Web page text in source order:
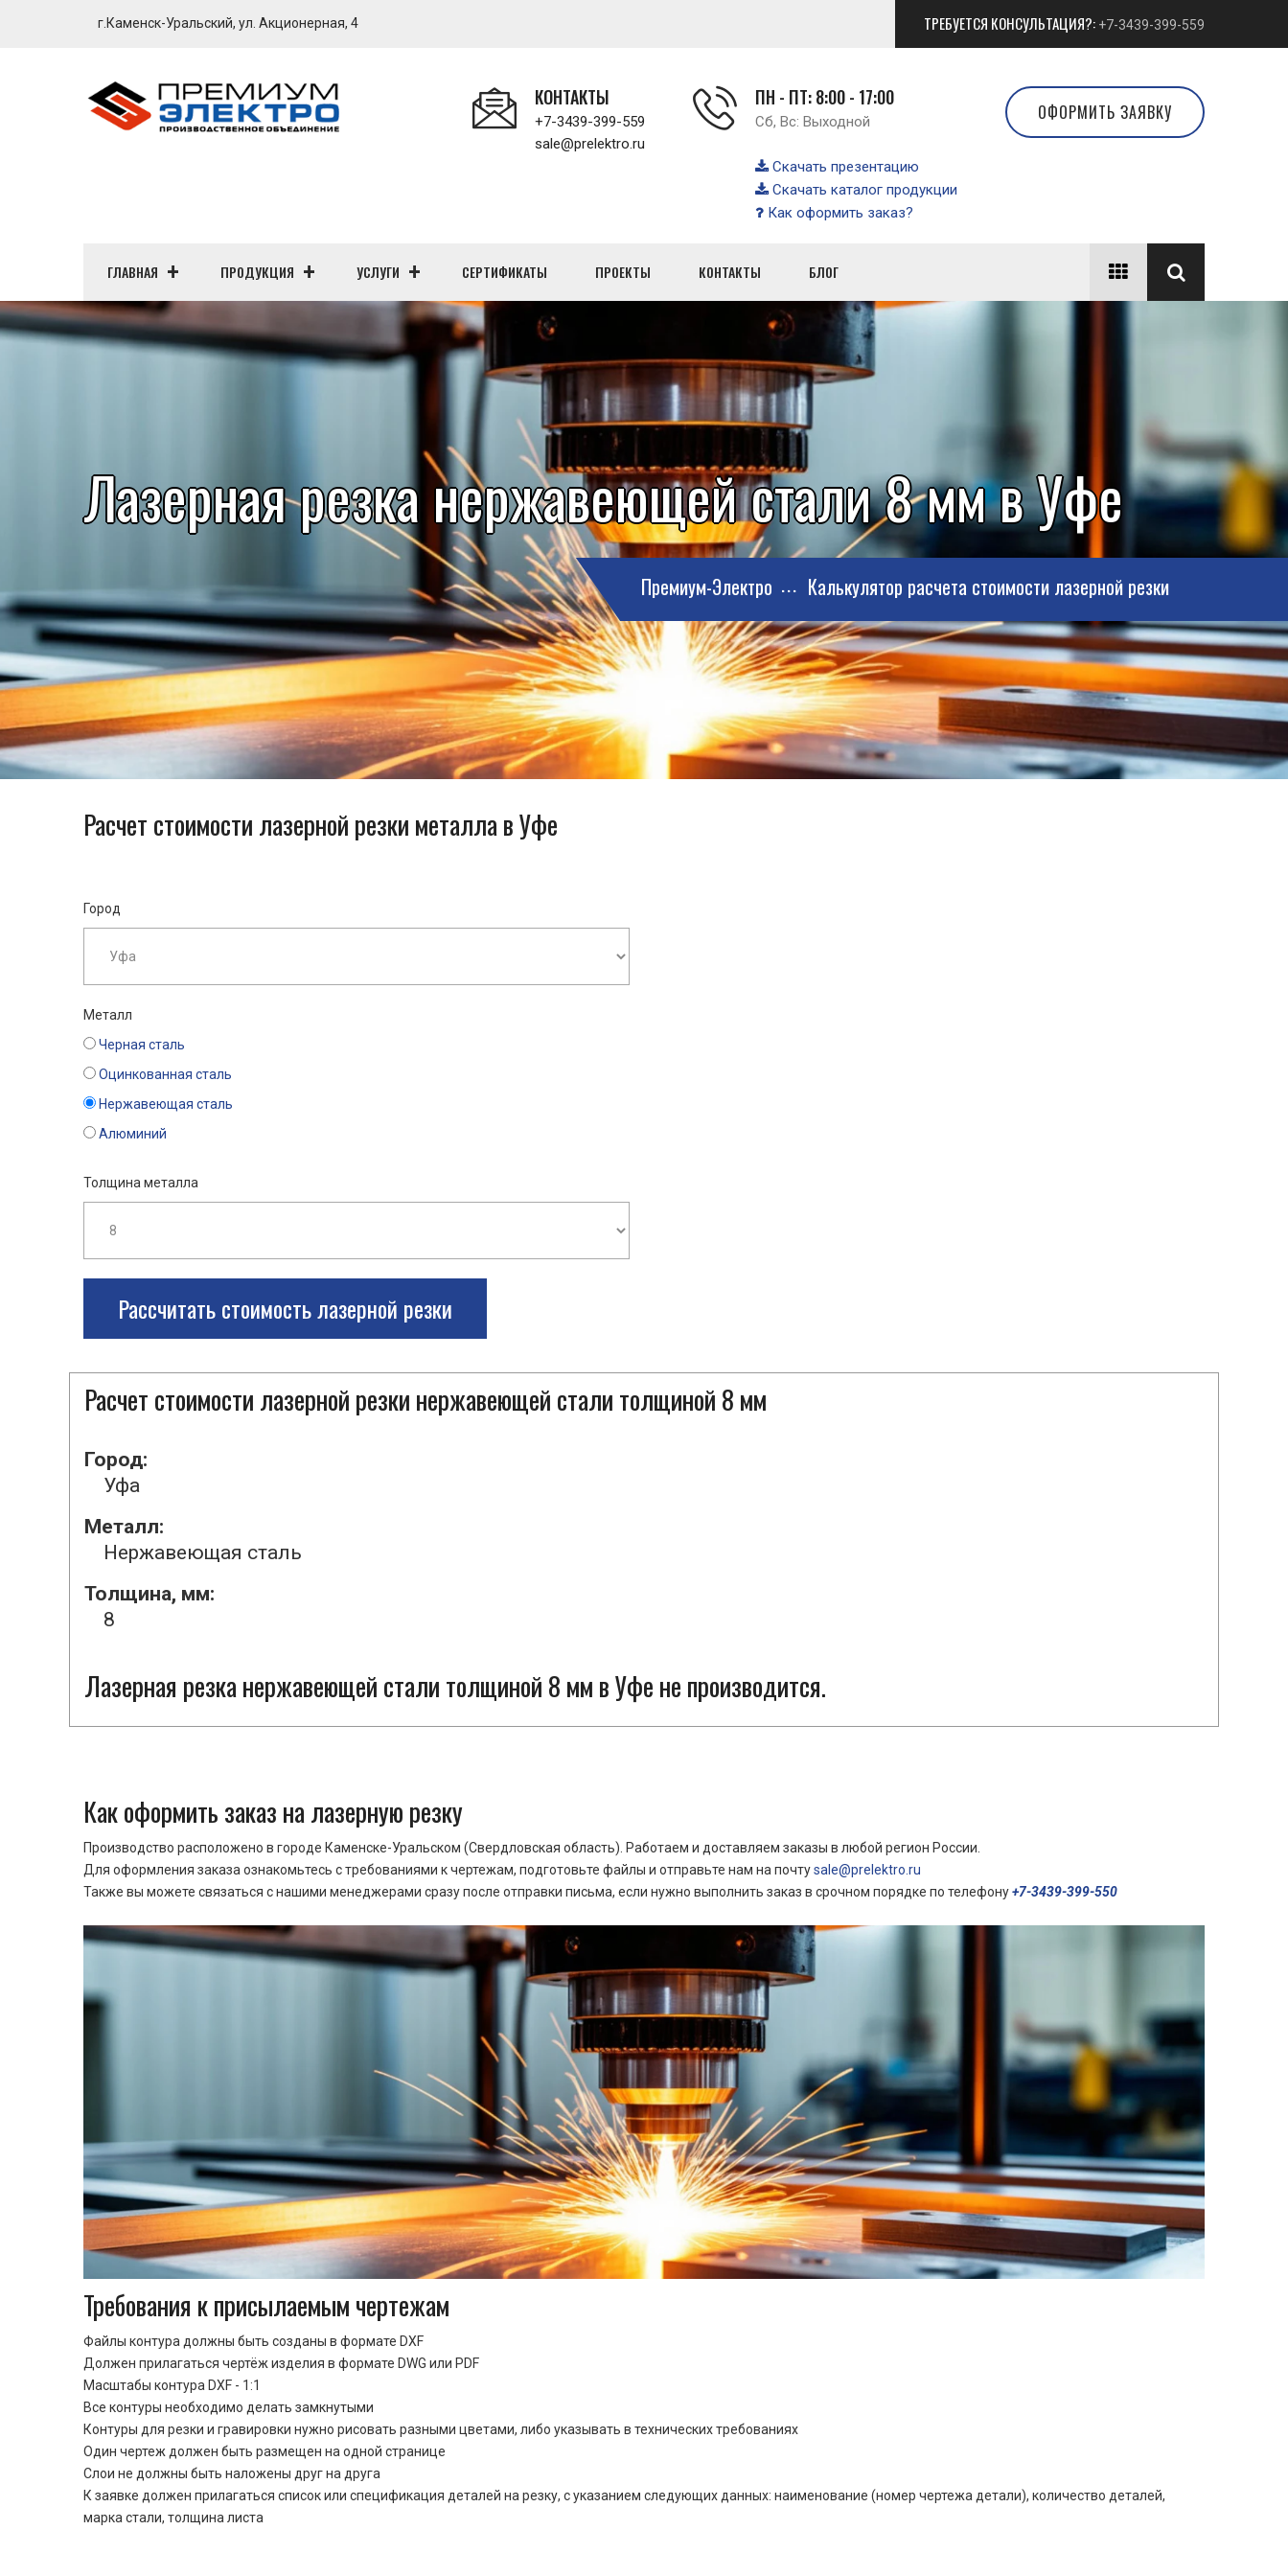
г.Каменск-Уральский, ул. Акционерная, 4 ТРЕБУЕТСЯ КОНСУЛЬТАЦИЯ?: +7-3439-399-559
КОНТАКТЫ
+7-3439-399-559
sale@prelektro.ru
ПН - ПТ: 8:00 - 17:00
Сб, Вс: Выходной
Скачать презентацию
Скачать каталог продукции
Как оформить заказ?
ОФОРМИТЬ ЗАЯВКУ
ГЛАВНАЯ ПРОДУКЦИЯ УСЛУГИ СЕРТИФИКАТЫ ПРОЕКТЫ КОНТАКТЫ БЛОГ
Лазерная резка нержавеющей стали 8 мм в Уфе
Премиум-Электро Калькулятор расчета стоимости лазерной резки
Расчет стоимости лазерной резки металла в Уфе
Город
Металл
Черная сталь
Оцинкованная сталь
Нержавеющая сталь
Алюминий
Толщина металла
Рассчитать стоимость лазерной резки
Расчет стоимости лазерной резки нержавеющей стали толщиной 8 мм
Город:
Уфа
Металл:
Нержавеющая сталь
Толщина, мм:
8
Лазерная резка нержавеющей стали толщиной 8 мм в Уфе не производится.
Как оформить заказ на лазерную резку
Производство расположено в городе Каменске-Уральском (Свердловская область). Работаем и доставляем заказы в любой регион России.
Для оформления заказа ознакомьтесь с требованиями к чертежам, подготовьте файлы и отправьте нам на почтуsale@prelektro.ru
Также вы можете связаться с нашими менеджерами сразу после отправки письма, если нужно выполнить заказ в срочном порядке по телефону+7-3439-399-550
Требования к присылаемым чертежам
Файлы контура должны быть созданы в формате DXF
Должен прилагаться чертёж изделия в формате DWG или PDF
Масштабы контура DXF - 1:1
Все контуры необходимо делать замкнутыми
Контуры для резки и гравировки нужно рисовать разными цветами, либо указывать в технических требованиях
Один чертеж должен быть размещен на одной странице
Cлои не должны быть наложены друг на друга
К заявке должен прилагаться список или спецификация деталей на резку, с указанием следующих данных: наименование (номер чертежа детали), количество деталей,
марка стали, толщина листа